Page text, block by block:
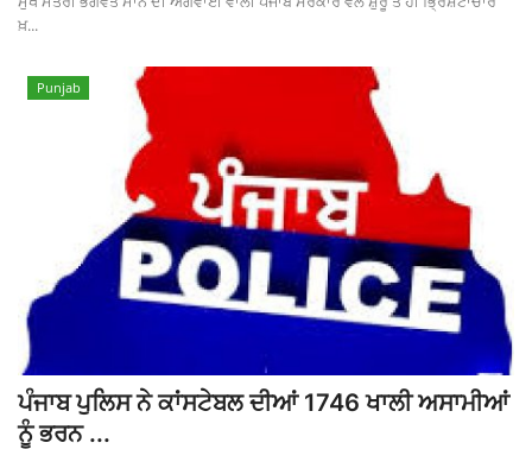
ਖ਼...
Punjab
ਪੰਜਾਬ ਪੁਲਿਸ ਨੇ ਕਾਂਸਟੇਬਲ ਦੀਆਂ 1746 ਖਾਲੀ ਅਸਾਮੀਆਂ
ਨੂੰ ਭਰਨ ...